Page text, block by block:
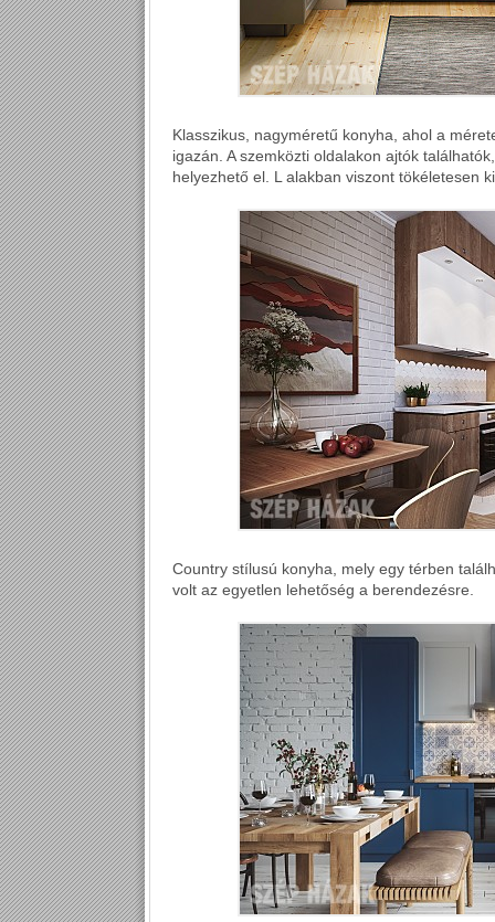
Klasszikus, nagyméretű konyha, ahol a
igazán. A szemközti oldalakon ajtók
helyezhető el. L alakban viszont tökéletesen
Country stílusú konyha, mely egy térben
volt az egyetlen lehetőség a berendezésre.